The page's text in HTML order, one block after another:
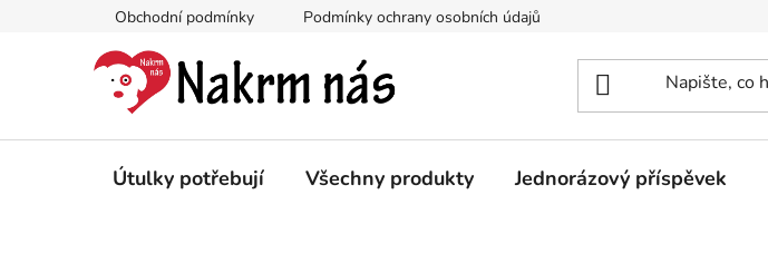
Obchodní podmínky Podmínky ochrany osobních údajů
Útulky potřebují Všechny produkty Jednorázový příspěvek